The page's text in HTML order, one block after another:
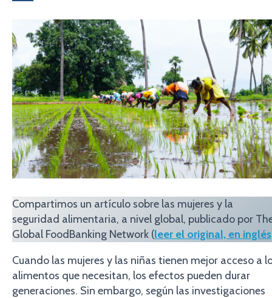
Compartimos un artículo sobre las mujeres y la
seguridad alimentaria, a nivel global, publicado por
Global FoodBanking Network (leer el original, en
Cuando las mujeres y las niñas tienen mejor acceso a
alimentos que necesitan, los efectos pueden durar
generaciones. Sin embargo, según las investigaciones